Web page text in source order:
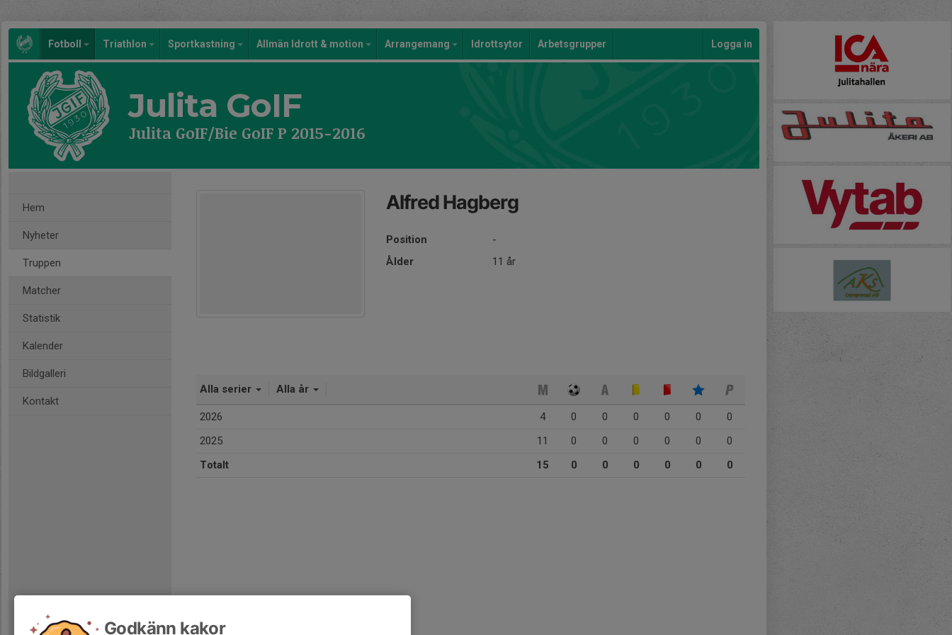
Fotboll Triathlon Sportkastning Allmän Idrott & motion Arrangemang Idrottsytor Arbetsgrupper Logga in
Julita GoIF
Julita GoIF/Bie GoIF P 2015-2016
Hem
Nyheter
Truppen
Matcher
Statistik
Kalender
Bildgalleri
Kontakt
Alfred Hagberg
Position
-
Ålder
11 år
Alla serier Alla år
2026 4 0 0 0 0 0
0
2025
11 0 0 0 0 0
0
Totalt
15 0 0 0 0 0 0
Godkänn kakor